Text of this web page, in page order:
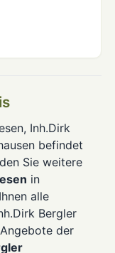
Inh.Dirk
befindet
Sie weitere
in
alle
Bergler
der